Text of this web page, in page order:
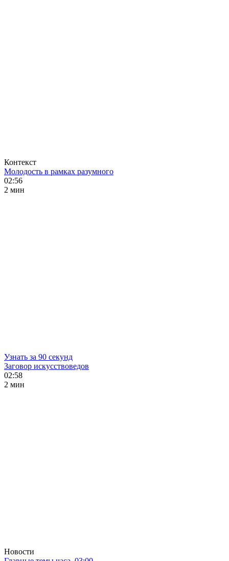
Контекст
Молодость в рамках разумного
02:56
2 мин
Узнать за 90 секунд
Заговор искусствоведов
02:58
2 мин
Новости